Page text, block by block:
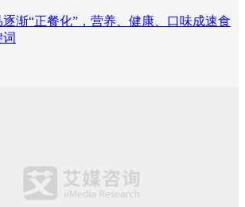
渐“正餐化”，营养、健康、口味成速食